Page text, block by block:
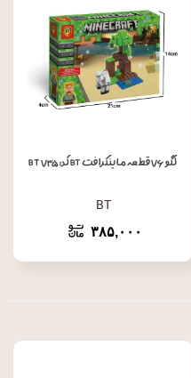
لگو ۷۶ قطعه ماینکرافت BT کد: BT ۷۳۵
BT
۳۸۵,۰۰۰